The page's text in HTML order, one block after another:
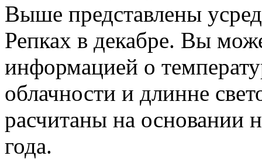
Выше представлены
Репках в декабре. Вы
информацией о
облачности и длинне
расчитаны на основании
года.